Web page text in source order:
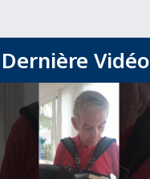
Dernière Vidéo